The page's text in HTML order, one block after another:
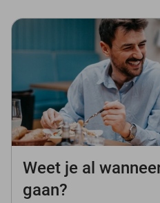
Weet je al
gaan?